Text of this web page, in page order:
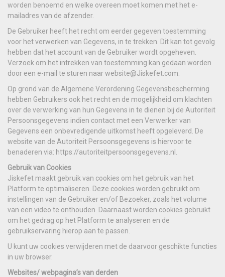
worden benoemd en welke overeen moet komen met het e-
mailadres van de afzender.
De Gebruiker heeft het recht om eerder gegeven toestemming
voor het verwerken van Gegevens, in te trekken. Dit kan tot gevolg
hebben dat het account van de Gebruiker wordt opgeheven.
Verzoek om het intrekken van toestemming kan gedaan worden
door een e-mail te sturen naar website@Jiskefet.com.
Op grond van de Algemene Verordening Gegevensbescherming
hebben Gebruikers ook het recht en de mogelijkheid om klachten
over de verwerking van hun Gegevens in te dienen bij de Autoriteit
Persoonsgegevens indien contact met een Verwerker van
Gegevens een onbevredigende uitkomst heeft opgeleverd. De
website van de Autoriteit Persoonsgegevens is hiervoor te
benaderen via: https://autoriteitpersoonsgegevens.nl.
Gebruik van Cookies
Jiskefet maakt gebruik van cookies om het gebruik van het
Platform te optimaliseren. Deze cookies worden gebruikt om
instellingen van de Gebruiker en/of Bezoeker, zoals het volume
van een video te onthouden. Daarnaast worden cookies gebruikt
om het gedrag op het Platform te analyseren en de
gebruikservaring hierop aan te passen.
U kunt uw cookies verwijderen met de daarvoor geschikte functies
in uw browser.
Websites/ webpagina’s van derden